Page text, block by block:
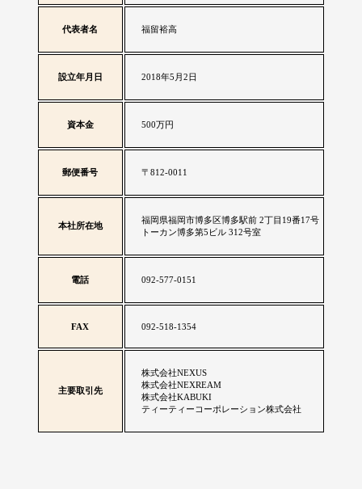
代表者名 福留裕高
設立年月日 2018年5月2日
資本金 500万円
郵便番号 〒812-0011
本社所在地
福岡県福岡市博多区博多駅前 2丁目19番17号
トーカン博多第5ビル 312号室
電話 092-577-0151
FAX 092-518-1354
主要取引先
株式会社NEXUS
株式会社NEXREAM
株式会社KABUKI
ティーティーコーポレーション株式会社